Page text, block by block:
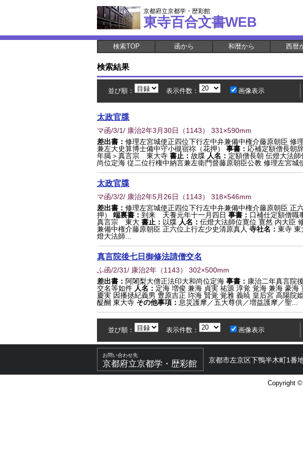
京都府立京都学・歴彩館
東寺百合文書WEB
検索TOP 函から 和暦から 西暦
検索結果
並び順： 表示件数： 画像表示
太政官牒
マ函/3/1/ 康治2年3月30日 （1143） 331×590mm
差出書： 修理左宮城使正四位下行左中弁兼備中権介藤原朝臣 修
兼左大史算博士備中守小槻宿祢（花押）
事書： 応補定額僧長朝
年臈＞真言宗 東大寺 書止： 故牒 人名： 定額僧長朝 伝燈大法
尚位定海 従二位行権中納言兼左衛門督藤原朝臣公教 修理左宮城
太政官牒
マ函/3/2/ 康治2年5月26日 （1143） 318×546mm
差出書： 修理左宮城使正四位下行左中弁兼備中権介藤原朝臣 正
押）
端裏書： 到来 天養元年十一月四日 事書： 口補仕定額僧職
真言宗 東大 書止： 以牒 人名： 伝燈大法師位寛位 寛然 内大臣
兼備中権介藤原朝臣 正六位上行左少史清原真人 寺社名： 東寺 東
燈大法師...
真言院後七日御修法請僧交名
ふ函/2/31/ 康治2年 （1143） 302×500mm
差出書： 阿闍梨大僧正法印大和尚位定海 事書： 康治二年真言院
交名等如件 人名： 定海 増俊 兼海 貞実 祐源 淳覚 覚海 兼海 豪海
慶実 因播拯紀義男 豊原吉正 珎海 賢覚 覚雅 義暁 皇后宮 高陽院
醍醐 東大寺 その他事項： 息災護摩／五大尊供／増益護摩／聖...
並び順： 表示件数： 画像表示
お問い合わせ先
京都府立京都学・歴彩館 京都市左京区下鴨半木町1番
Copyright